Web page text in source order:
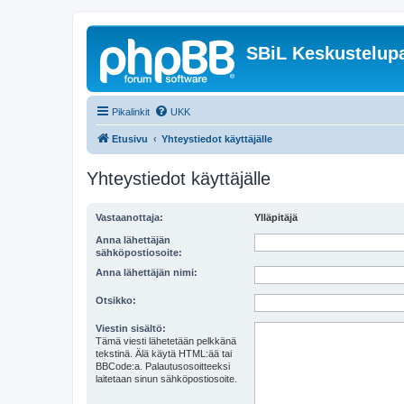
SBiL
Pikalinkit UKK
Etusivu Yhteystiedot käyttäjälle
Yhteystiedot käyttäjälle
Vastaanottaja: Ylläpitäjä
Anna lähettäjän
sähköpostiosoite:
Anna lähettäjän nimi:
Otsikko:
Viestin sisältö:
Tämä viesti lähetetään pelkkänä
tekstinä. Älä käytä HTML:ää tai
BBCode:a. Palautusosoitteeksi
laitetaan sinun sähköpostiosoite.